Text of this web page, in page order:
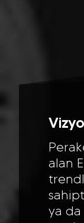
alan
ya